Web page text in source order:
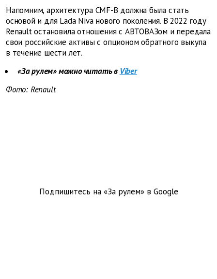
Напомним, архитектура CMF-B должна была стать
основой и для Lada Niva нового поколения. В 2022 году
Renault остановила отношения с АВТОВАЗом и передала
свои российские активы с опционом обратного выкупа
в течение шести лет.
«За рулем» можно читать в Viber
Фото: Renault
Подпишитесь на «За рулем» в Google